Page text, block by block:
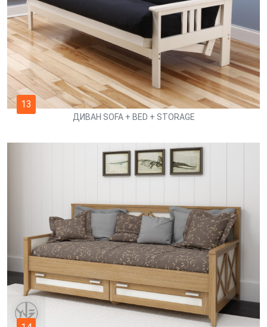
13
ДИВАН SOFA + BED + STORAGE